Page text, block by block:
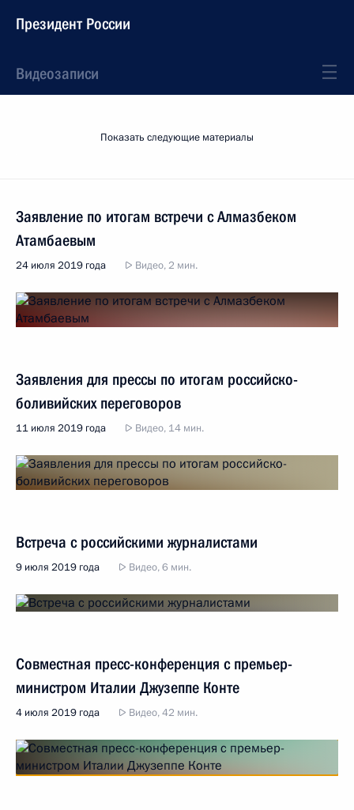
Президент России
Видеозаписи
Показать следующие материалы
Заявление по итогам встречи с Алмазбеком
Атамбаевым
24 июля 2019 года Видео, 2 мин.
Заявления для прессы по итогам российско-
боливийских переговоров
11 июля 2019 года Видео, 14 мин.
Встреча с российскими журналистами
9 июля 2019 года Видео, 6 мин.
Совместная пресс-конференция с премьер-
министром Италии Джузеппе Конте
4 июля 2019 года Видео, 42 мин.